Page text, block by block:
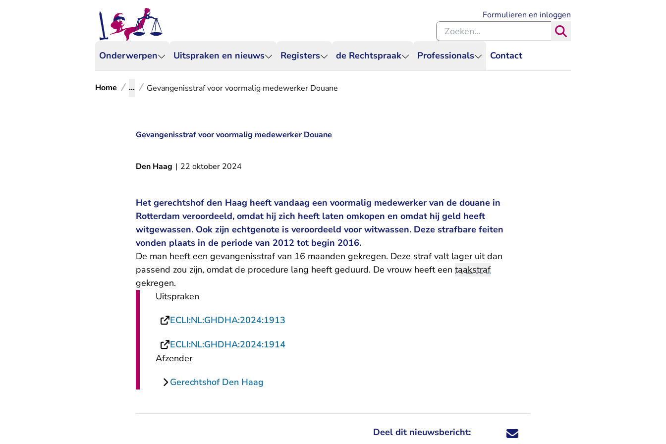
Onderwerpen Uitspraken en nieuws Registers de Rechtspraak Professionals Contact
Formulieren en inloggen
Zoeken binnen de Rechtspraak
Home ... Gevangenisstraf voor voormalig medewerker Douane
Gevangenisstraf voor voormalig medewerker Douane
Den Haag | 22 oktober 2024
Het gerechtshof den Haag heeft vandaag een voormalig medewerker van de douane in
Rotterdam veroordeeld, omdat hij zich heeft laten omkopen en omdat hij geld heeft
witgewassen. Ook zijn echtgenote is veroordeeld voor witwassen. Deze strafbare feiten
vonden plaats in de periode van 2012 tot begin 2016.
De man heeft een gevangenisstraf van 16 maanden gekregen. Deze straf valt lager uit dan
passend zou zijn, omdat de procedure lang heeft geduurd. De vrouw heeft een taakstraf
gekregen.
Uitspraken
ECLI:NL:GHDHA:2024:1913
ECLI:NL:GHDHA:2024:1914- U verlaat Rechtspraak.nl
Afzender
Gerechtshof Den Haag
Deel dit nieuwsbericht: Deel dit nieuwsbericht via X - U verlaat
Deel dit nieuwsbericht via Facebook - U
Deel dit nieuwsbericht via e-mail
Deel dit nieuwsbericht via LinkedIn - U